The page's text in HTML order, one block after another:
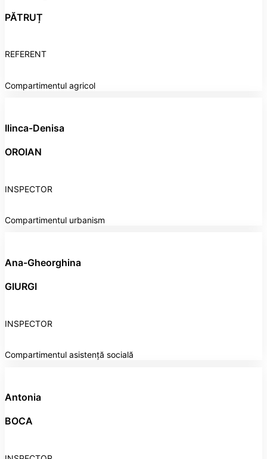
PĂTRUȚ
REFERENT
Compartimentul agricol
Ilinca-Denisa
OROIAN
INSPECTOR
Compartimentul urbanism
Ana-Gheorghina
GIURGI
INSPECTOR
Compartimentul asistență socială
Antonia
BOCA